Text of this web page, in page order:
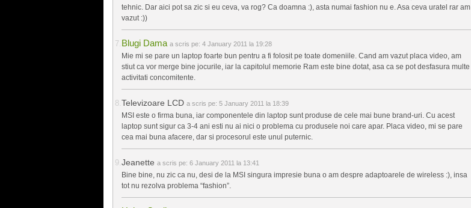
tehnic. Dar aici pot sa zic si eu ceva, va rog? Ca doamna :), asta numai fashion nu e. Asa ceva uratel rar am
vazut :))
Blugi Dama a scris pe: 4 January 2011 la 19:28
Mie mi se pare un laptop foarte bun pentru a fi folosit pe toate domeniile. Cand am vazut placa video, am
stiut ca vor merge bine jocurile, iar la capitolul memorie Ram este bine dotat, asa ca se pot desfasura multe
activitati concomitente.
Televizoare LCD a scris pe: 5 January 2011 la 18:39
MSI este o firma buna, iar componentele din laptop sunt produse de cele mai bune brand-uri. Cu acest
laptop sunt sigur ca 3-4 ani esti nu ai nici o problema cu produsele noi care apar. Placa video, mi se pare
cea mai buna afacere, dar si procesorul este unul puternic.
Jeanette a scris pe: 6 January 2011 la 13:41
Bine bine, nu zic ca nu, desi de la MSI singura impresie buna o am despre adaptoarele de wireless :), insa
tot nu rezolva problema “fashion”.